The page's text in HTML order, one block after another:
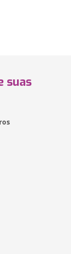
suas